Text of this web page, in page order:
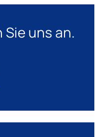
Sie uns an.